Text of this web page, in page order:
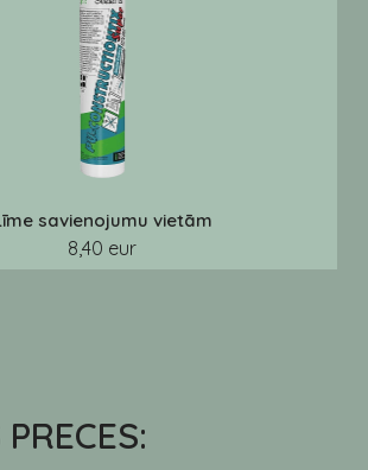
savienojumu vietām
8,40 eur